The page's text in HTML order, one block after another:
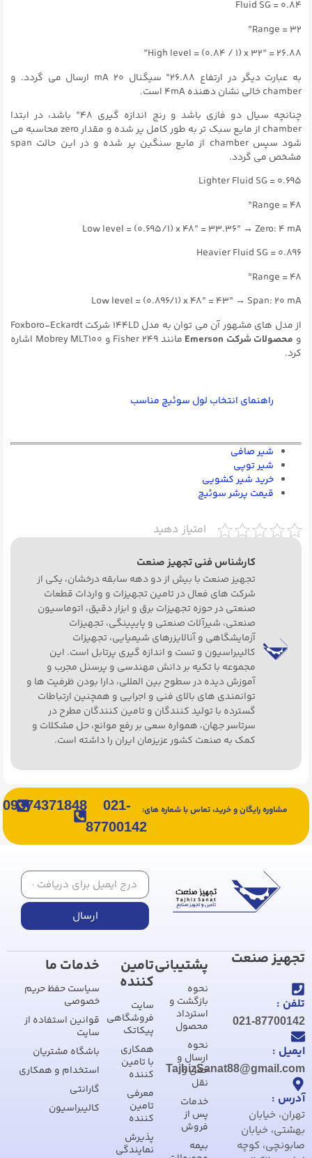
Fluid SG = 0.84
Range = 32”
High level = (0.84 / 1) x 32” = 26.88”
به عبارت دیگر در ارتفاع ۲۶.۸۸” سیگنال ۲۰ mA ارسال می گردد. و
chamber خالی نشان دهنده 4mA است.
چنانچه سیال دو فازی باشد و رنج اندازه گیری ۴۸” باشد، در ابتدا
chamber از مایع سبک تر به طور کامل پر شده و مقدار zero محاسبه می
شود سپس chamber از مایع سنگین پر شده و در این حالت span
مشخص می گردد.
Lighter Fluid SG = 0.695
Range = 48”
Low level = (0.695/1) x 48” = 33.36” → Zero: 4 mA
Heavier Fluid SG = 0.896
Range = 48”
Low level = (0.896/1) x 48” = 43” → Span: 20 mA
از مدل های مشهور آن می توان به مدل 144LD شرکت Foxboro-Eckardt
و محصولات شرکت Emerson
مانند Fisher ۲۴۹ و Mobrey MLT100 اشاره
کرد.
راهنمای انتخاب لول سوئیچ مناسب
شیر صافی
شير توپی
خرید شیر کشویی
قیمت پرشر سوئیچ
امتیاز دهید
کارشناس فنی تجهیز صنعت
تجهیز صنعت با بیش از دو دهه سابقه درخشان، یکی از
شرکت های فعال در تامین تجهیزات و واردات قطعات
صنعتی در حوزه تجهیزات برق و ابزار دقیق، اتوماسیون
صنعتی، شیرآلات صنعتی و پایپینگی، تجهیزات
آزمایشگاهی و آنالایزرهای شیمیایی، تجهیزات
کالیبراسیون و تست و اندازه گیری پرتابل است. این
مجموعه با تکیه بر دانش مهندسی و پرسنل مجرب و
آموزش دیده در سطوح بین المللی، دارا بودن ظرفیت ها و
توانمندی های بالای فنی و اجرایی و همچنین ارتباطات
گسترده با تولید کنندگان و تامین کنندگان مطرح در
سرتاسر جهان، همواره سعی بر رفع موانع، حل مشکلات و
کمک به صنعت کشور عزیزمان ایران را داشته است.
مشاوره رایگان و خرید، تماس با شماره های:
021-
87700142
09374371848
ارسال
تجهیز صنعت
تلفن :
021-87700142
ایمیل :
TajhizSanat88@gmail.com
آدرس :
تهران، خیابان
بهشتی، خیابان
صابونچی، کوچه
پشتیبانی
نحوه
بازگشت و
استرداد
محصول
نحوه
ارسال و
حمل و
نقل
خدمات
پس از
فروش
بیمه
تامین
کننده
سایت
فروشگاهی
پیکاتک
همکاری
با تامین
کننده
معرفی
تامین
کننده
پذیرش
نمایندگی
خدمات ما
سیاست حفظ حریم
خصوصی
قوانین استفاده از
سایت
باشگاه مشتریان
استخدام و همکاری
گارانتی
کالیبراسیون